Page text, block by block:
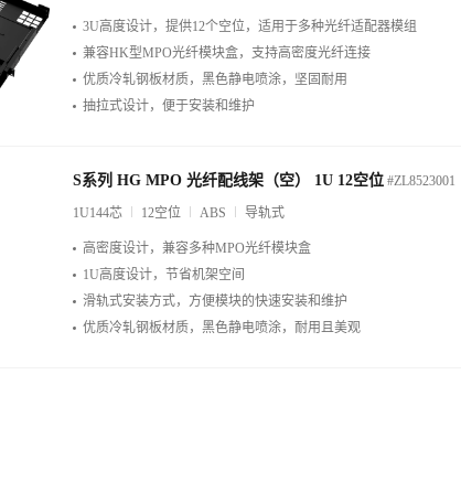
3U高度设计，提供12个空位，适用于多种光纤适配器模组
兼容HK型MPO光纤模块盒，支持高密度光纤连接
优质冷轧钢板材质，黑色静电喷涂，坚固耐用
抽拉式设计，便于安装和维护
S系列 HG MPO 光纤配线架（空） 1U 12空位 #ZL8523001
1U144芯 12空位 ABS 导轨式
高密度设计，兼容多种MPO光纤模块盒
1U高度设计，节省机架空间
滑轨式安装方式，方便模块的快速安装和维护
优质冷轧钢板材质，黑色静电喷涂，耐用且美观